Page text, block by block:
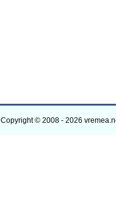
Copyright © 2008 - 2026